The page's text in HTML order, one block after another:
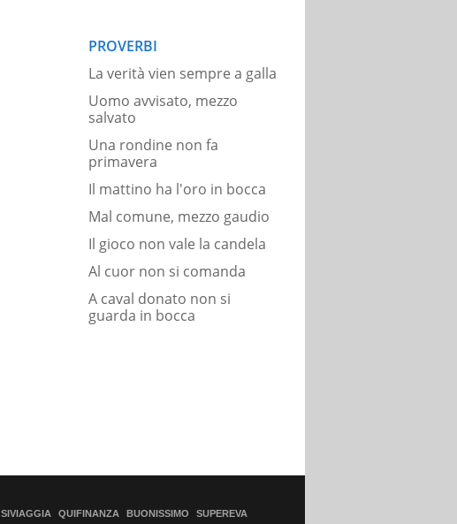
PROVERBI
La verità vien sempre a galla
Uomo avvisato, mezzo
salvato
Una rondine non fa
primavera
Il mattino ha l'oro in bocca
Mal comune, mezzo gaudio
Il gioco non vale la candela
Al cuor non si comanda
A caval donato non si
guarda in bocca
SIVIAGGIA QUIFINANZA BUONISSIMO SUPEREVA